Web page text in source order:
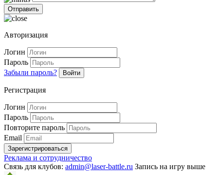
Авторизация
Логин
Пароль
Забыли пароль?
Войти
Регистрация
Логин
Пароль
Повторите пароль
Email
Зарегистрироваться
Реклама и сотрудничество
Связь для клубов: admin@laser-battle.ru Запись на игру выше